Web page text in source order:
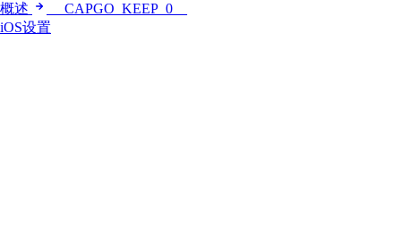
概述
__CAPGO_KEEP_0__
iOS设置